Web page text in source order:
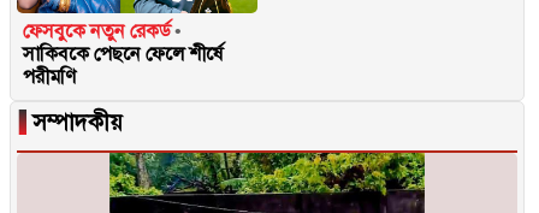
ফেসবুকে নতুন রেকর্ড
সাকিবকে পেছনে ফেলে শীর্ষে
পরীমণি
▐সম্পাদকীয়